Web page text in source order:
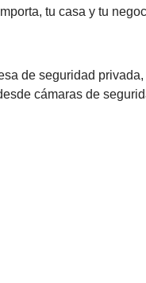
tu casa y tu
de seguridad
cámaras de